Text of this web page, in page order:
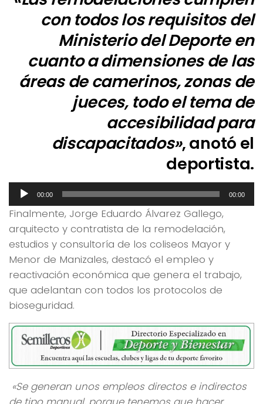
con todos los requisitos del
Ministerio del Deporte en
cuanto a dimensiones de las
áreas de camerinos, zonas de
jueces, todo el tema de
accesibilidad para
discapacitados», anotó el
deportista.
Reproductor
de
audio
00:00 00:00
Finalmente, Jorge Eduardo Álvarez Gallego,
arquitecto y contratista de la remodelación,
estudios y consultoría de los coliseos Mayor y
Menor de Manizales, destacó el empleo y
reactivación económica que genera el trabajo,
que adelantan con todos los protocolos de
bioseguridad.
«Se generan unos empleos directos e indirectos